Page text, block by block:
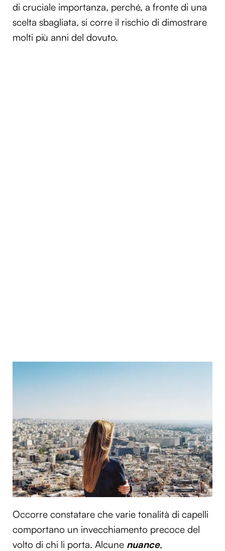
di cruciale importanza, perché, a fronte di una
scelta sbagliata, si corre il rischio di dimostrare
molti più anni del dovuto.
Occorre constatare che varie tonalità di capelli
comportano un invecchiamento precoce del
volto di chi li porta. Alcune nuance,